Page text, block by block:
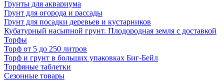
Грунты для аквариума
Грунт для огорода и рассады
Грунт для посадки деревьев и кустарников
Кубатурный насыпной грунт. Плодородная земля с доставкой
Торфы
Торф от 5 до 250 литров
Торф и грунт в больших упаковках Биг-Бейл
Торфяные таблетки
Сезонные товары